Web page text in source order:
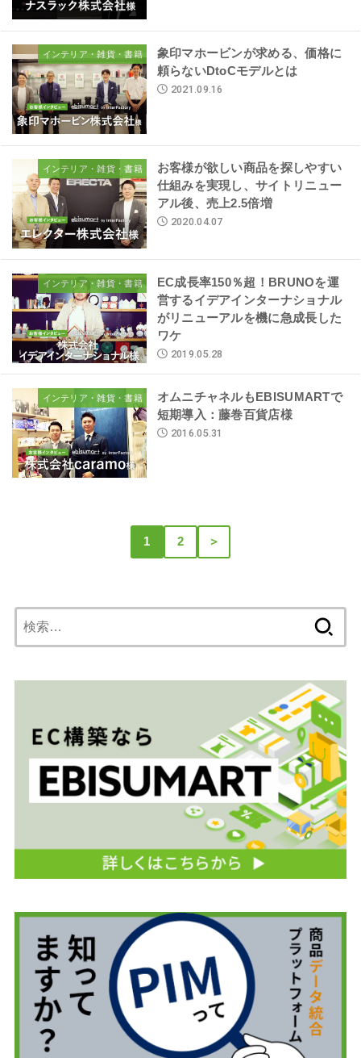
インテリア・雑貨・書籍
象印マホービンが求める、価格に
頼らないDtoCモデルとは
2021.09.16
インテリア・雑貨・書籍
お客様が欲しい商品を探しやすい
仕組みを実現し、サイトリニュー
アル後、売上2.5倍増
2020.04.07
インテリア・雑貨・書籍
EC成長率150％超！BRUNOを運
営するイデアインターナショナル
がリニューアルを機に急成長した
ワケ
2019.05.28
インテリア・雑貨・書籍
オムニチャネルもEBISUMARTで
短期導入：藤巻百貨店様
2016.05.31
1 2 ＞
索: